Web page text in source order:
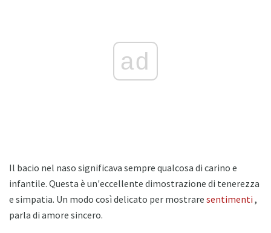
ad
Il bacio nel naso significava sempre qualcosa di carino e
infantile. Questa è un'eccellente dimostrazione di tenerezza
e simpatia. Un modo così delicato per mostrare sentimenti ,
parla di amore sincero.